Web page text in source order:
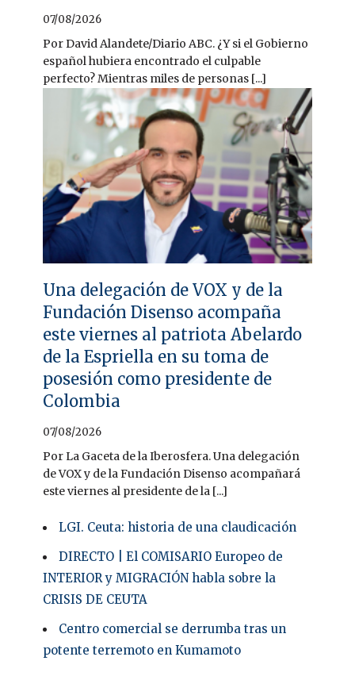
07/08/2026
Por David Alandete/Diario ABC. ¿Y si el Gobierno
español hubiera encontrado el culpable
perfecto? Mientras miles de personas [...]
Una delegación de VOX y de la
Fundación Disenso acompaña
este viernes al patriota Abelardo
de la Espriella en su toma de
posesión como presidente de
Colombia
07/08/2026
Por La Gaceta de la Iberosfera. Una delegación
de VOX y de la Fundación Disenso acompañará
este viernes al presidente de la [...]
LGI. Ceuta: historia de una claudicación
DIRECTO | El COMISARIO Europeo de
INTERIOR y MIGRACIÓN habla sobre la
CRISIS DE CEUTA
Centro comercial se derrumba tras un
potente terremoto en Kumamoto